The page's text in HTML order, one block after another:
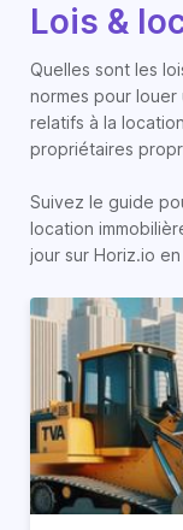
Lois &
Quelles sont les
normes pour louer
relatifs à la
propriétaires
Suivez le guide
location
jour sur Horiz.io